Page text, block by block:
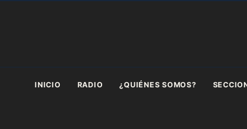
INICIO RADIO ¿QUIÉNES SOMOS?